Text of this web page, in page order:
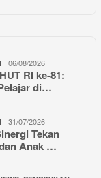
06/08/2026
RI ke-81:
di…
31/07/2026
Tekan
Anak …